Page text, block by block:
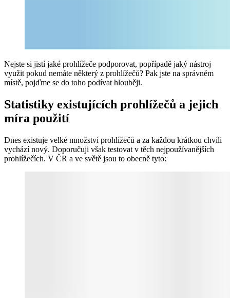
Nejste si jistí jaké prohlížeče podporovat, popřípadě jaký nástroj
využit pokud nemáte některý z prohlížečů? Pak jste na správném
místě, pojďme se do toho podívat hlouběji.
Statistiky existujících prohlížečů a jejich
míra použití
Dnes existuje velké množství prohlížečů a za každou krátkou chvíli
vychází nový. Doporučuji však testovat v těch nejpoužívanějších
prohlížečích. V ČR a ve světě jsou to obecně tyto: